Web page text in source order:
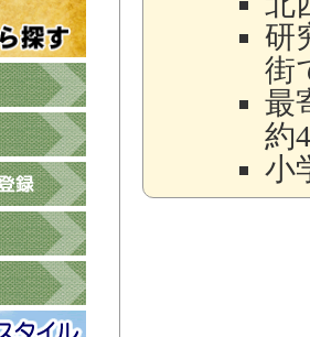
研
街
最
約
小